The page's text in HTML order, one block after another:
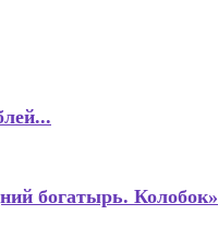
богатырь. Колобок»